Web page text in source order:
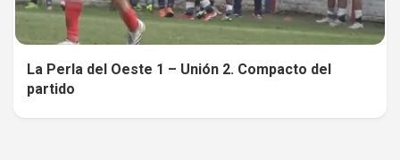
La Perla del Oeste 1 – Unión 2. Compacto del
partido